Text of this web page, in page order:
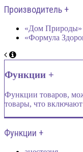
Производитель +
«Дом Природы»
«Формула
Функции +
Функции товаров,
товары, что
Функции +